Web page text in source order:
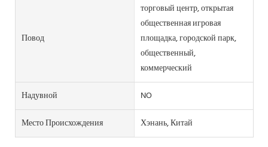
Повод
торговый центр, открытая
общественная игровая
площадка, городской парк,
общественный,
коммерческий
Надувной
NO
Место Происхождения
Хэнань, Китай